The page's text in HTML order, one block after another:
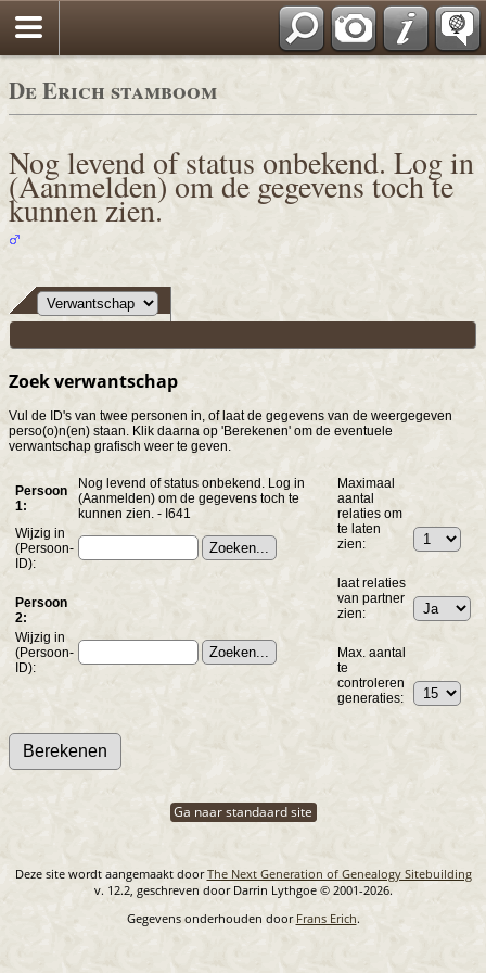
De Erich stamboom
Nog levend of status onbekend. Log in
(Aanmelden) om de gegevens toch te
kunnen zien.
Zoek verwantschap
Vul de ID's van twee personen in, of laat de gegevens van de weergegeven
perso(o)n(en) staan. Klik daarna op 'Berekenen' om de eventuele
verwantschap grafisch weer te geven.
Persoon
1:
Nog levend of status onbekend. Log in
(Aanmelden) om de gegevens toch te
kunnen zien. - I641
Wijzig in
(Persoon-
ID):
Persoon
2:
Wijzig in
(Persoon-
ID):
Maximaal
aantal
relaties om
te laten
zien:
laat relaties
van partner
zien:
Max. aantal
te
controleren
generaties:
Ga naar standaard site
Deze site wordt aangemaakt doorThe Next Generation of Genealogy Sitebuilding
v. 12.2, geschreven door Darrin Lythgoe © 2001-2026.
Gegevens onderhouden door Frans Erich.